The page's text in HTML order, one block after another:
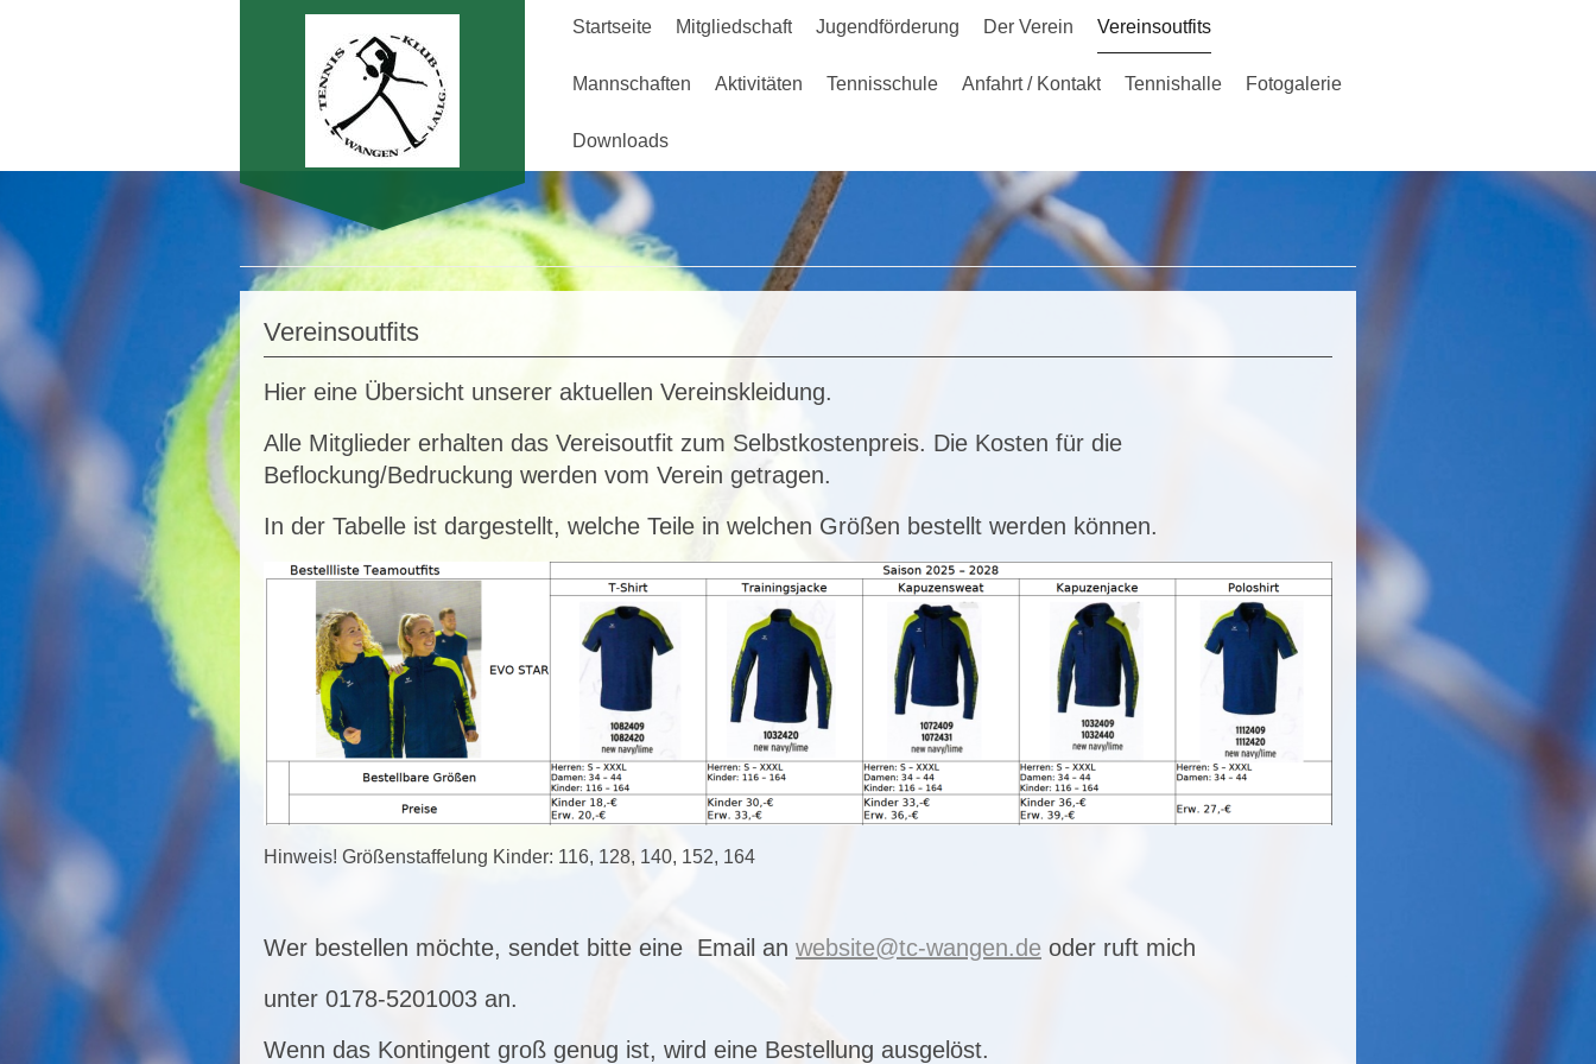
Startseite Mitgliedschaft Jugendförderung Der Verein Vereinsoutfits
Mannschaften Aktivitäten Tennisschule Anfahrt / Kontakt Tennishalle Fotogalerie
Downloads
Herzlich Willkommen beim Tennisclub 1903 Wangen im Allgäu e.V.
Vereinsoutfits
Hier eine Übersicht unserer aktuellen Vereinskleidung.
Alle Mitglieder erhalten das Vereisoutfit zum Selbstkostenpreis. Die Kosten für die
Beflockung/Bedruckung werden vom Verein getragen.
In der Tabelle ist dargestellt, welche Teile in welchen Größen bestellt werden können.
Hinweis! Größenstaffelung Kinder: 116, 128, 140, 152, 164
Wer bestellen möchte, sendet bitte eine Email an website@tc-wangen.de oder ruft mich
unter 0178-5201003 an.
Wenn das Kontingent groß genug ist, wird eine Bestellung ausgelöst.